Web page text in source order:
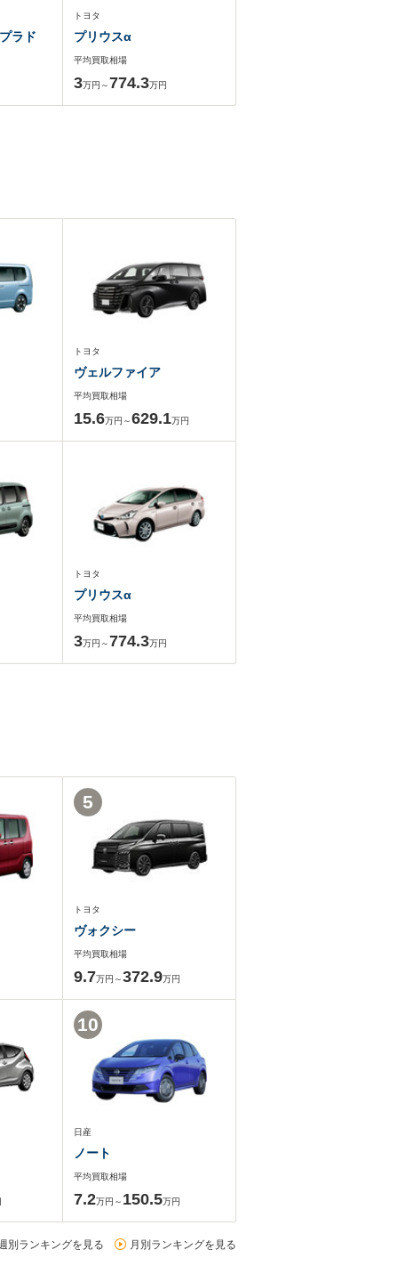
ラド
トヨタ
プリウスα
平均買取相場
3万円～774.3万円
トヨタ
ヴェルファイア
平均買取相場
15.6万円～629.1万円
トヨタ
プリウスα
平均買取相場
3万円～774.3万円
トヨタ
ヴォクシー
平均買取相場
9.7万円～372.9万円
5
日産
ノート
平均買取相場
7.2万円～ 150.5万円
10
別ランキングを見る 月別ランキングを見る